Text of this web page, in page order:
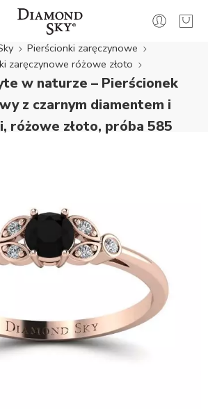
Pierścionki zaręczynowe
zaręczynowe różowe złoto
w naturze – Pierścionek
z czarnym diamentem i
różowe złoto, próba 585